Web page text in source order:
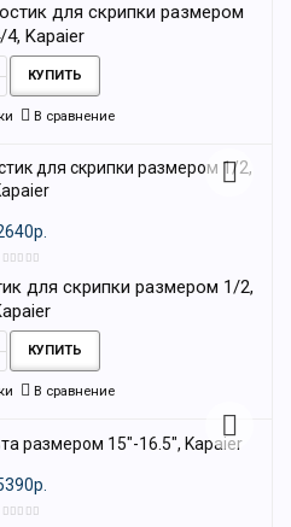
для скрипки размером
Kapaier
КУПИТЬ
В сравнение
для скрипки размером 1/2,
КУПИТЬ
В сравнение